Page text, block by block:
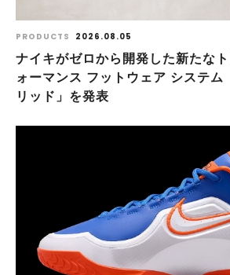
PRODUCTS 2026.08.05
ナイキがゼロから開発した新たな
ォーマンス フットウェア システム
リッド」を発表